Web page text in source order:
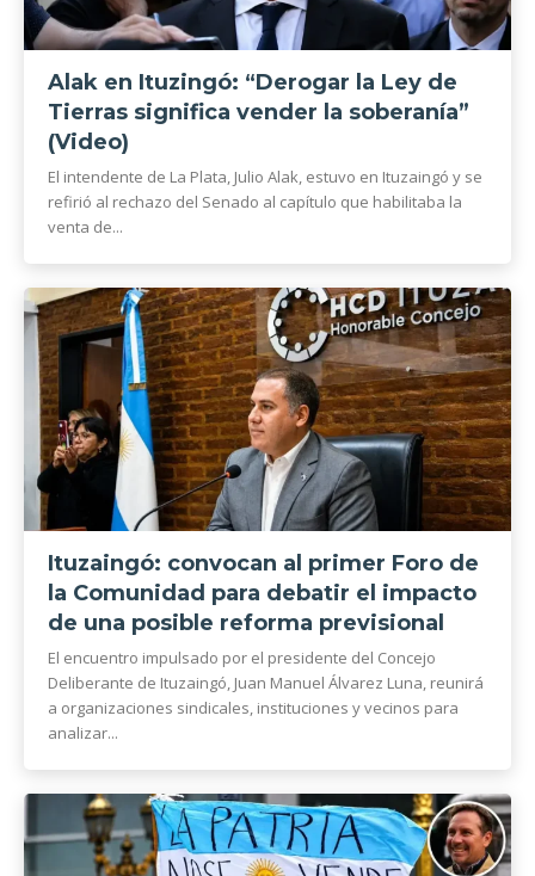
Alak en Ituzingó: “Derogar la Ley de
Tierras significa vender la soberanía”
(Video)
El intendente de La Plata, Julio Alak, estuvo en Ituzaingó y se
refirió al rechazo del Senado al capítulo que habilitaba la
venta de...
Ituzaingó: convocan al primer Foro de
la Comunidad para debatir el impacto
de una posible reforma previsional
El encuentro impulsado por el presidente del Concejo
Deliberante de Ituzaingó, Juan Manuel Álvarez Luna, reunirá
a organizaciones sindicales, instituciones y vecinos para
analizar...